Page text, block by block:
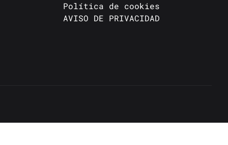
Política de cookies
AVISO DE PRIVACIDAD